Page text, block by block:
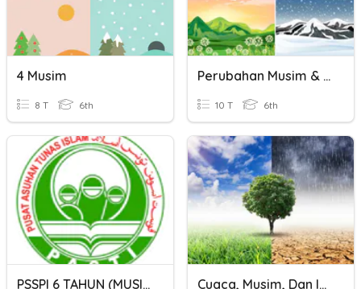
4 Musim
8 T 6th
Perubahan Musim & Dampak Banjir
10 T 6th
PSSPI 6 TAHUN (MUSIM & CUACA) Cuaca, Musim, Dan Iklim Kelas 3